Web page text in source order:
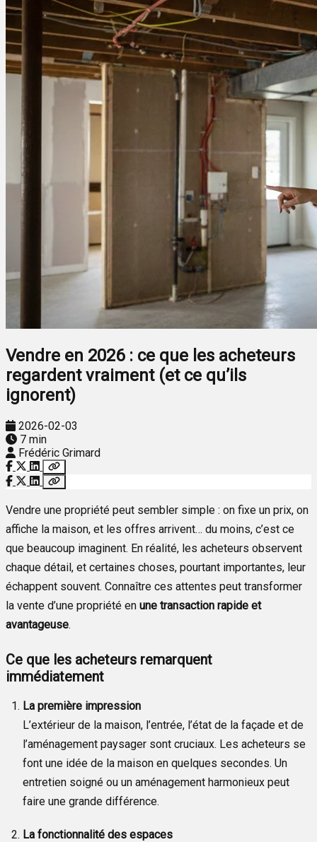
Vendre en 2026 : ce que les acheteurs
regardent vraiment (et ce qu’ils
ignorent)
2026-02-03
7 min
Frédéric Grimard
Vendre une propriété peut sembler simple : on fixe un prix, on
affiche la maison, et les offres arrivent… du moins, c’est ce
que beaucoup imaginent. En réalité, les acheteurs observent
chaque détail, et certaines choses, pourtant importantes, leur
échappent souvent. Connaître ces attentes peut transformer
la vente d’une propriété en une transaction rapide et
avantageuse.
Ce que les acheteurs remarquent
immédiatement
La première impression
L’extérieur de la maison, l’entrée, l’état de la façade et de
l’aménagement paysager sont cruciaux. Les acheteurs se
font une idée de la maison en quelques secondes. Un
entretien soigné ou un aménagement harmonieux peut
faire une grande différence.
La fonctionnalité des espaces